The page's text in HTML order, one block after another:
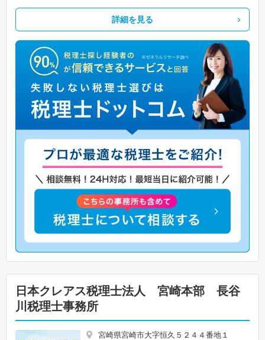
詳細を見る
日本クレアス税理士法人 宮崎本部 長谷
川税理士事務所
宮崎県宮崎市大字恒久５２４４番地１